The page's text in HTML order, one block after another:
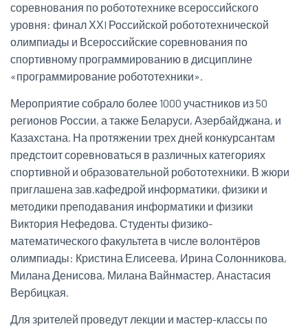
соревнования по робототехнике всероссийского
уровня: финал ХХI Российской робототехнической
олимпиады и Всероссийские соревнования по
спортивному программированию в дисциплине
«программирование робототехники».
Мероприятие собрало более 1000 участников из 50
регионов России, а также Беларуси, Азербайджана, и
Казахстана. На протяжении трех дней конкурсантам
предстоит соревноваться в различных категориях
спортивной и образовательной робототехники. В жюри
приглашена зав.кафедрой информатики, физики и
методики преподавания информатики и физики
Виктория Нефедова. Студенты физико-
математического факультета в числе волонтёров
олимпиады: Кристина Елисеева, Ирина Солонникова,
Милана Денисова, Милана Вайнмастер, Анастасия
Вербицкая.
Для зрителей проведут лекции и мастер-классы по